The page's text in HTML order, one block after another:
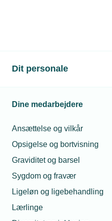
Dit personale
Dine medarbejdere
Ansættelse og vilkår
Opsigelse og bortvisning
Graviditet og barsel
Sygdom og fravær
Ligeløn og ligebehandling
Lærlinge
Ny
brandsikre
ombygning
Publiceret: 20. feb. 2026